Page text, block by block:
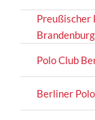
Preußischer
Brandenburg
Polo Club
Berliner